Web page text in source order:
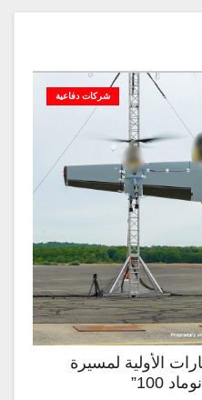
شركات دفاعية
الأولية لمسيرة
100”